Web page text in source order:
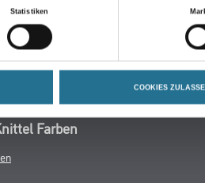
Statistiken
COOKIES
Farben